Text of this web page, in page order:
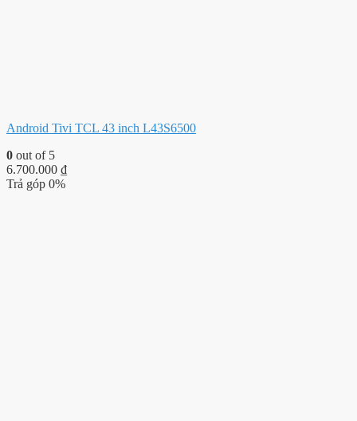
Android Tivi TCL 43 inch L43S6500
0 out of 5
6.700.000 ₫
Trả góp 0%